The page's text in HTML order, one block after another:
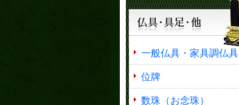
一般仏具・家具調仏具
位牌
数珠（お念珠）